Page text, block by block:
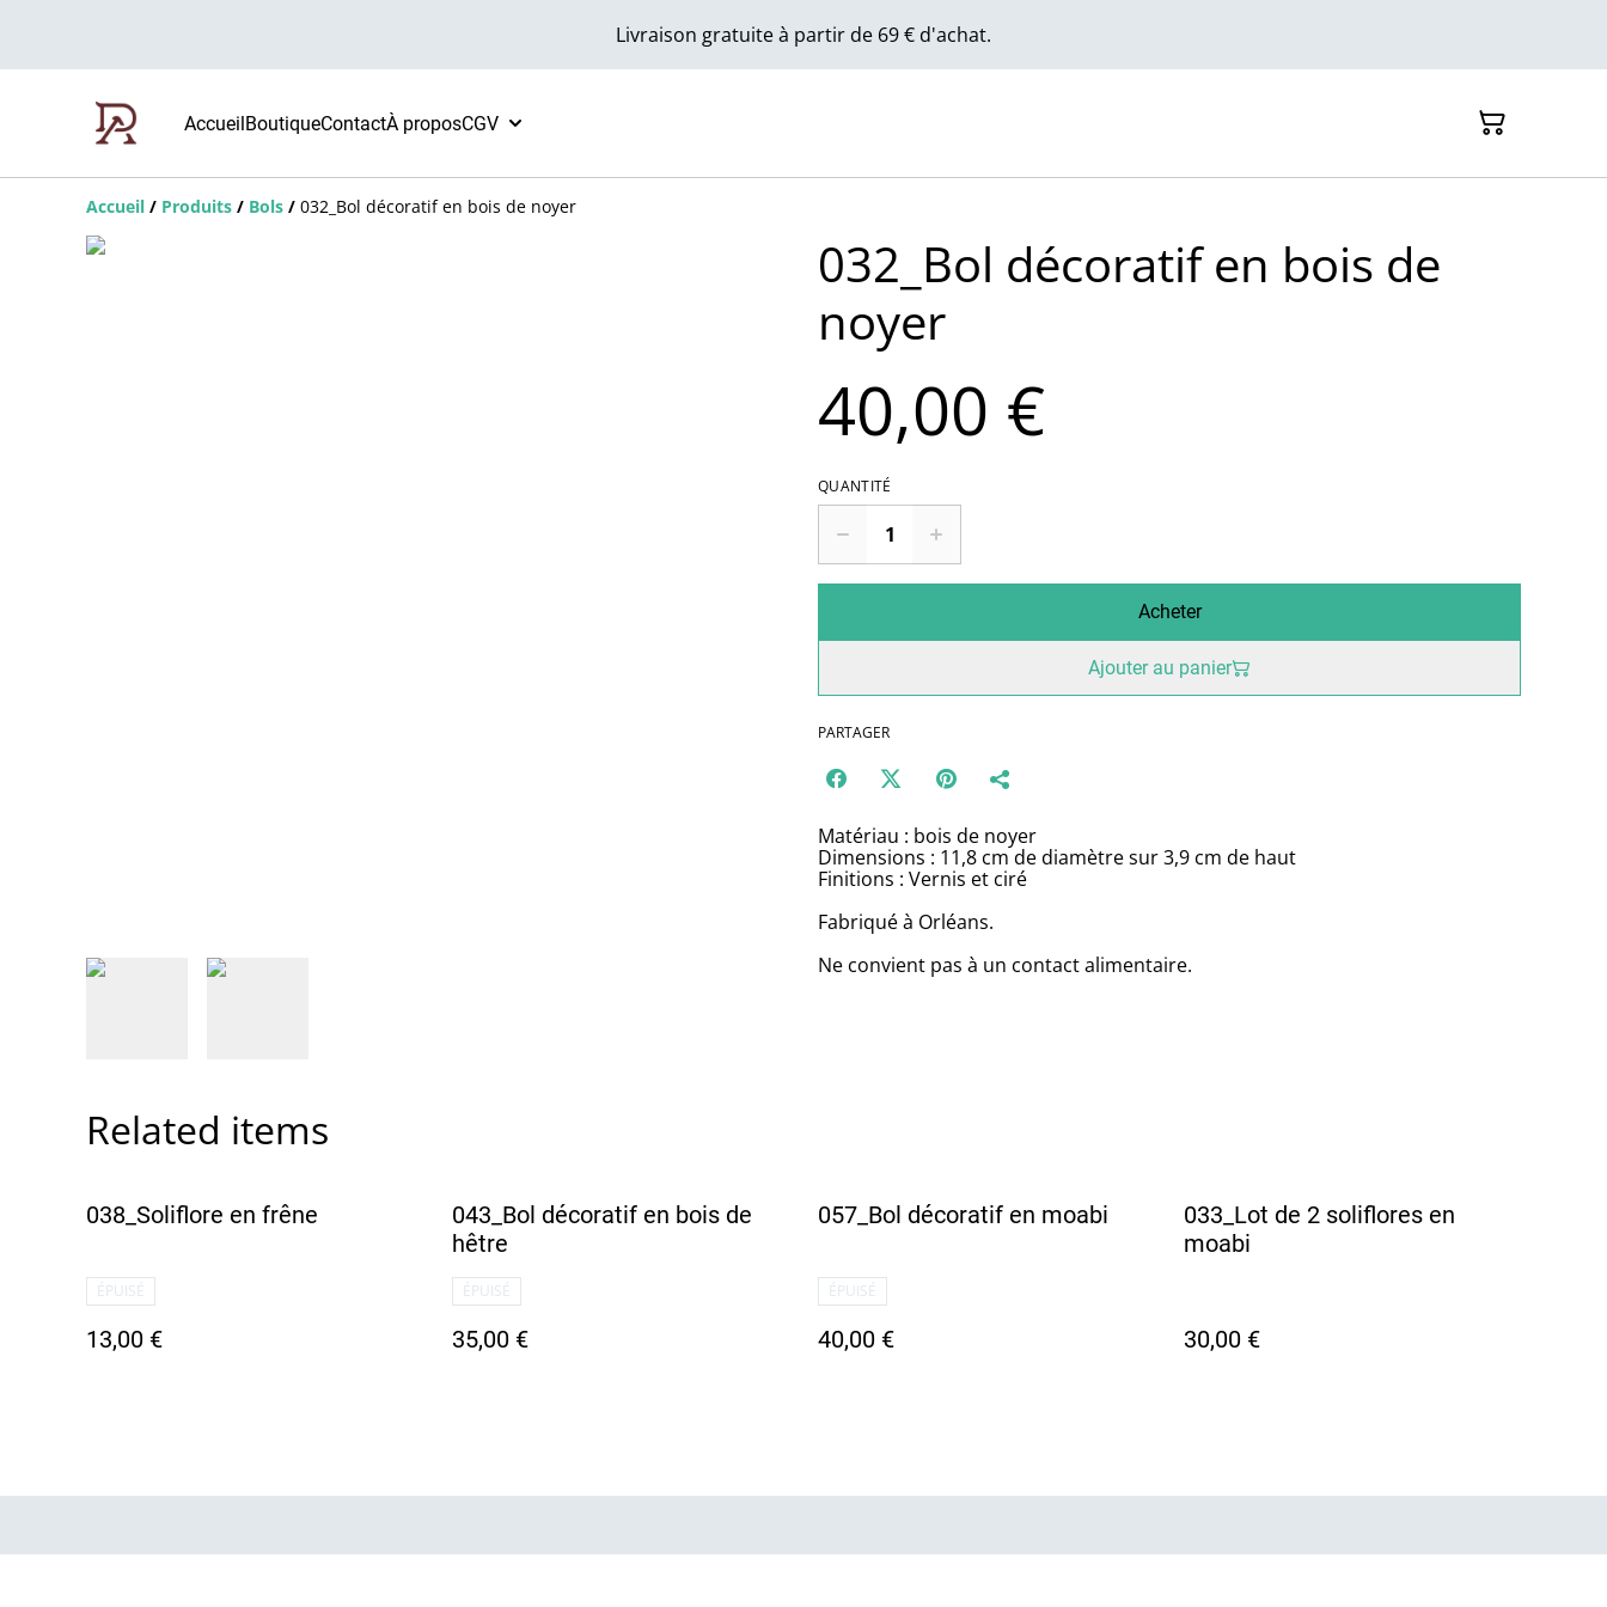
Livraison gratuite à partir de 69 € d'achat.
AccueilBoutiqueContactÀ proposCGV
Accueil / Produits / Bols / 032_Bol décoratif en bois de noyer
032_Bol décoratif en bois de
noyer
40,00 €
QUANTITÉ
Acheter
Ajouter au panier
PARTAGER
Matériau : bois de noyer
Dimensions : 11,8 cm de diamètre sur 3,9 cm de haut
Finitions : Vernis et ciré
Fabriqué à Orléans.
Ne convient pas à un contact alimentaire.
Related items
038_Soliflore en frêne
ÉPUISÉ
13,00 €
043_Bol décoratif en bois de
hêtre
ÉPUISÉ
35,00 €
057_Bol décoratif en moabi
ÉPUISÉ
40,00 €
033_Lot de 2 soliflores en
moabi
30,00 €